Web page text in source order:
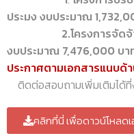
ประมง งบประมาณ
2.โครงการจัดจ้างก่
งบประมาณ 7,476,000 บา
ประกาศตามเอกสารแนบด้
ติดต่อสอบถามเพิ่มเติมได้
คลิกที่นี่ เพื่อดาวน์โหลด